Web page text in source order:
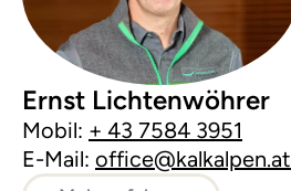
Ernst Lichtenwöhrer
Mobil: + 43 7584 3951
E-Mail: office@kalkalpen.at